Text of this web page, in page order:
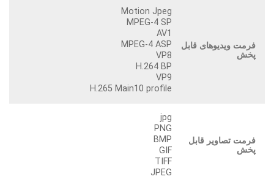
فرمت ویدیوهای قابل
پخش
Motion Jpeg
MPEG-4 SP
AV1
MPEG-4 ASP
VP8
H.264 BP
VP9
H.265 Main10 profile
فرمت تصاویر قابل
پخش
jpg
PNG
BMP
GIF
TIFF
JPEG